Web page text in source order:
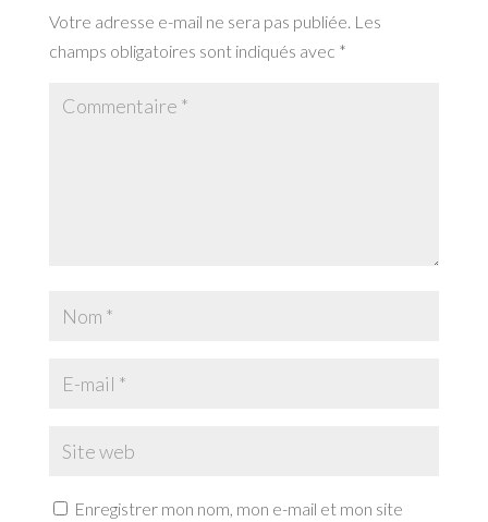
Votre adresse e-mail ne sera pas publiée. Les
champs obligatoires sont indiqués avec *
Enregistrer mon nom, mon e-mail et mon site